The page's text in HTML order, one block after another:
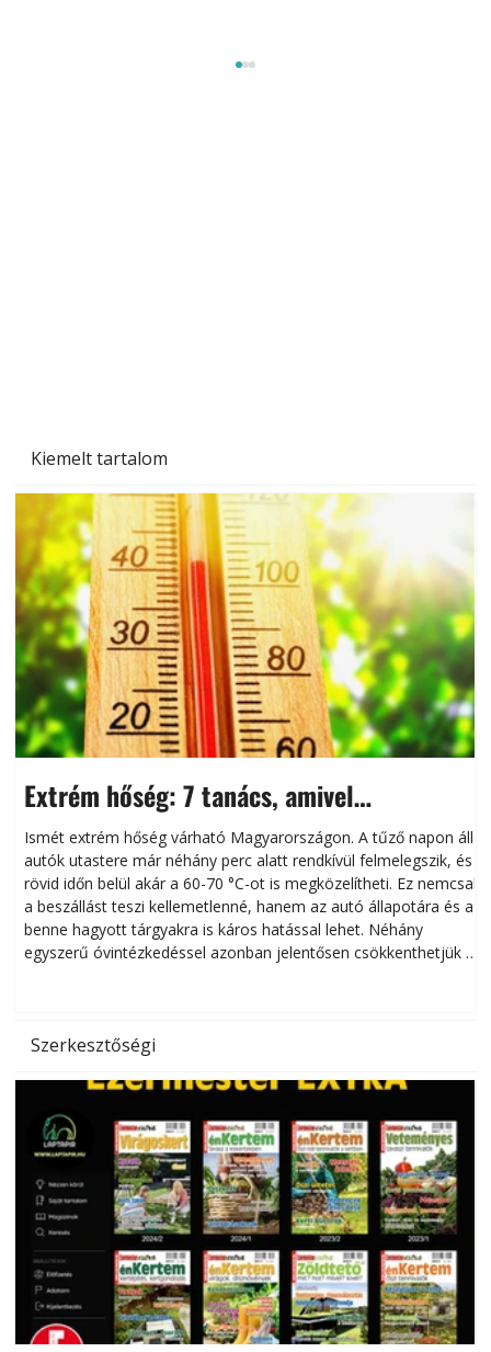
Kiemelt tartalom
Extrém hőség: 7 tanács, amivel
megóvhatjuk autónkat a nyári károktól
Ismét extrém hőség várható Magyarországon. A tűző napon álló
autók utastere már néhány perc alatt rendkívül felmelegszik, és
rövid időn belül akár a 60-70 °C-ot is megközelítheti. Ez nemcsak
a beszállást teszi kellemetlenné, hanem az autó állapotára és a
benne hagyott tárgyakra is káros hatással lehet. Néhány
egyszerű óvintézkedéssel azonban jelentősen csökkenthetjük a
Szerkesztőségi